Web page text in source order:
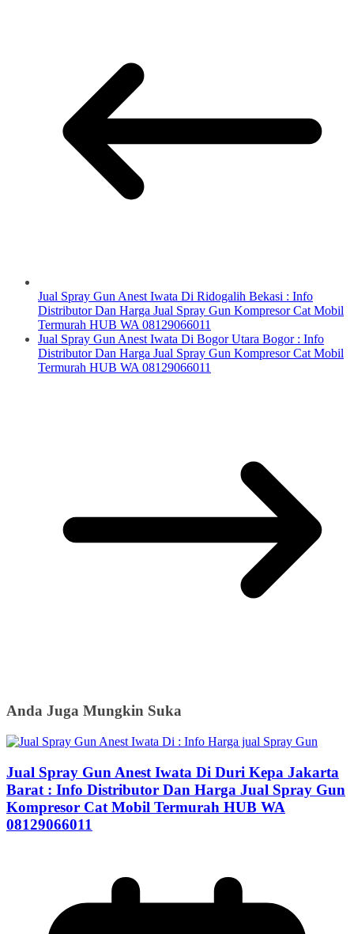
Jual Spray Gun Anest Iwata Di Ridogalih Bekasi : Info
Distributor Dan Harga Jual Spray Gun Kompresor Cat Mobil
Termurah HUB WA 08129066011
Jual Spray Gun Anest Iwata Di Bogor Utara Bogor : Info
Distributor Dan Harga Jual Spray Gun Kompresor Cat Mobil
Termurah HUB WA 08129066011
Anda Juga Mungkin Suka
Jual Spray Gun Anest Iwata Di Duri Kepa Jakarta
Barat : Info Distributor Dan Harga Jual Spray Gun
Kompresor Cat Mobil Termurah HUB WA
08129066011